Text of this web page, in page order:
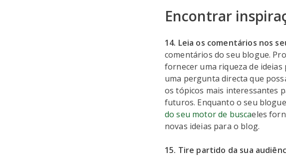
Encontrar
14. Leia os comentários nos
comentários do seu blogue.
fornecer uma riqueza de
uma pergunta directa que
os tópicos mais interessantes
futuros. Enquanto o seu
do seu motor de buscaeles
novas ideias para o blog.
15. Tire partido da sua